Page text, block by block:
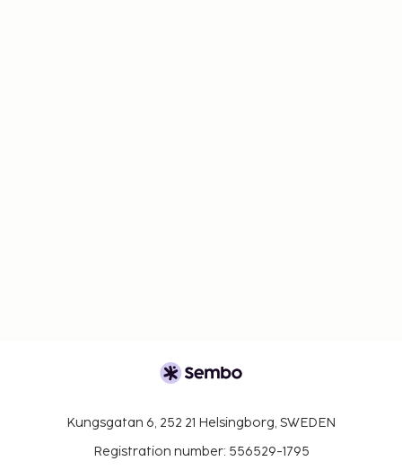
Kungsgatan 6, 252 21 Helsingborg, SWEDEN
Registration number: 556529-1795